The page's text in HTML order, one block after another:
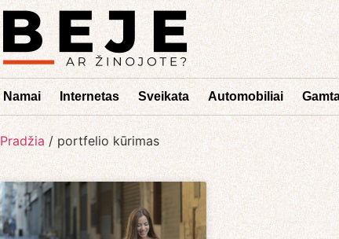
Namai Internetas Sveikata Automobiliai
Pradžia / portfelio kūrimas